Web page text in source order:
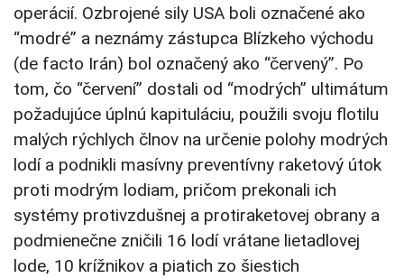
operácií. Ozbrojené sily USA boli označené ako
“modré” a neznámy zástupca Blízkeho východu
(de facto Irán) bol označený ako “červený”. Po
tom, čo “červení” dostali od “modrých” ultimátum
požadujúce úplnú kapituláciu, použili svoju flotilu
malých rýchlych člnov na určenie polohy modrých
lodí a podnikli masívny preventívny raketový útok
proti modrým lodiam, pričom prekonali ich
systémy protivzdušnej a protiraketovej obrany a
podmienečne zničili 16 lodí vrátane lietadlovej
lode, 10 krížnikov a piatich zo šiestich